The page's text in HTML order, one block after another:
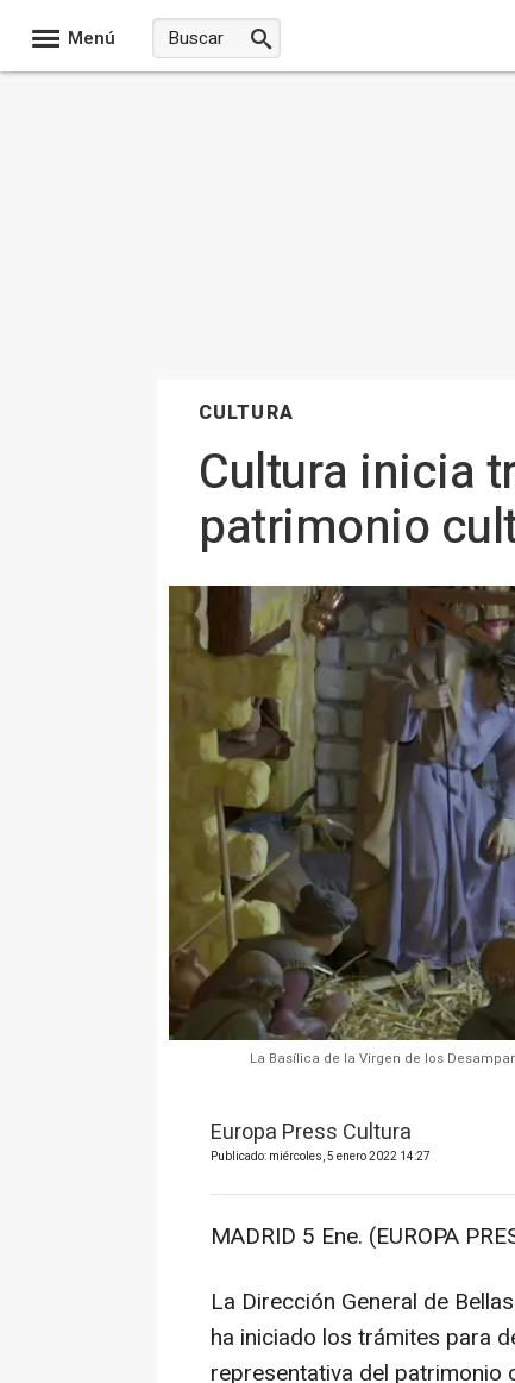
Menú
CULTURA
Cultura inicia
patrimonio
La Basílica de la Virgen de los
Europa Press Cultura
Publicado: miércoles, 5 enero 2022 14:27
MADRID 5 Ene. (EUROPA
La Dirección General de
ha iniciado los trámites para
representativa del patrimonio